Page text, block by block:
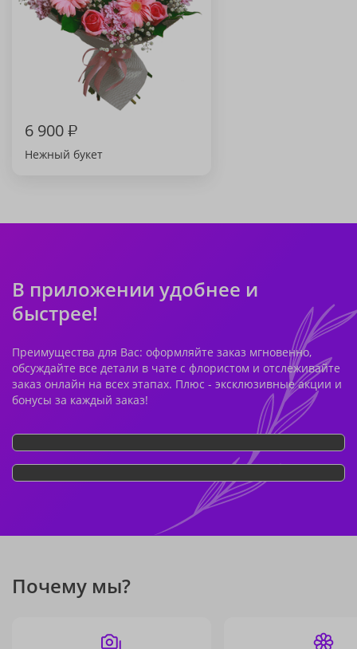
6 900₽
Нежный букет
В приложении удобнее и
быстрее!
Преимущества для Вас: оформляйте заказ мгновенно,
обсуждайте все детали в чате с флористом и отслеживайте
заказ онлайн на всех этапах. Плюс - эксклюзивные акции и
бонусы за каждый заказ!
Почему мы?